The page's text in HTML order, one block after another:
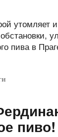
утомляет
пива в
пиво!